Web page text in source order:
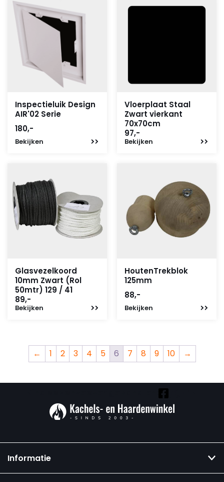
Inspectieluik Design
AIR'02 Serie
180,-
Bekijken
Vloerplaat Staal
Zwart vierkant
70x70cm
97,-
Bekijken
Glasvezelkoord
10mm Zwart (Rol
50mtr) 129 / 41
89,-
Bekijken
HoutenTrekblok
125mm
88,-
Bekijken
← 1 2 3 4 5 6 7 8 9 10 →
Informatie